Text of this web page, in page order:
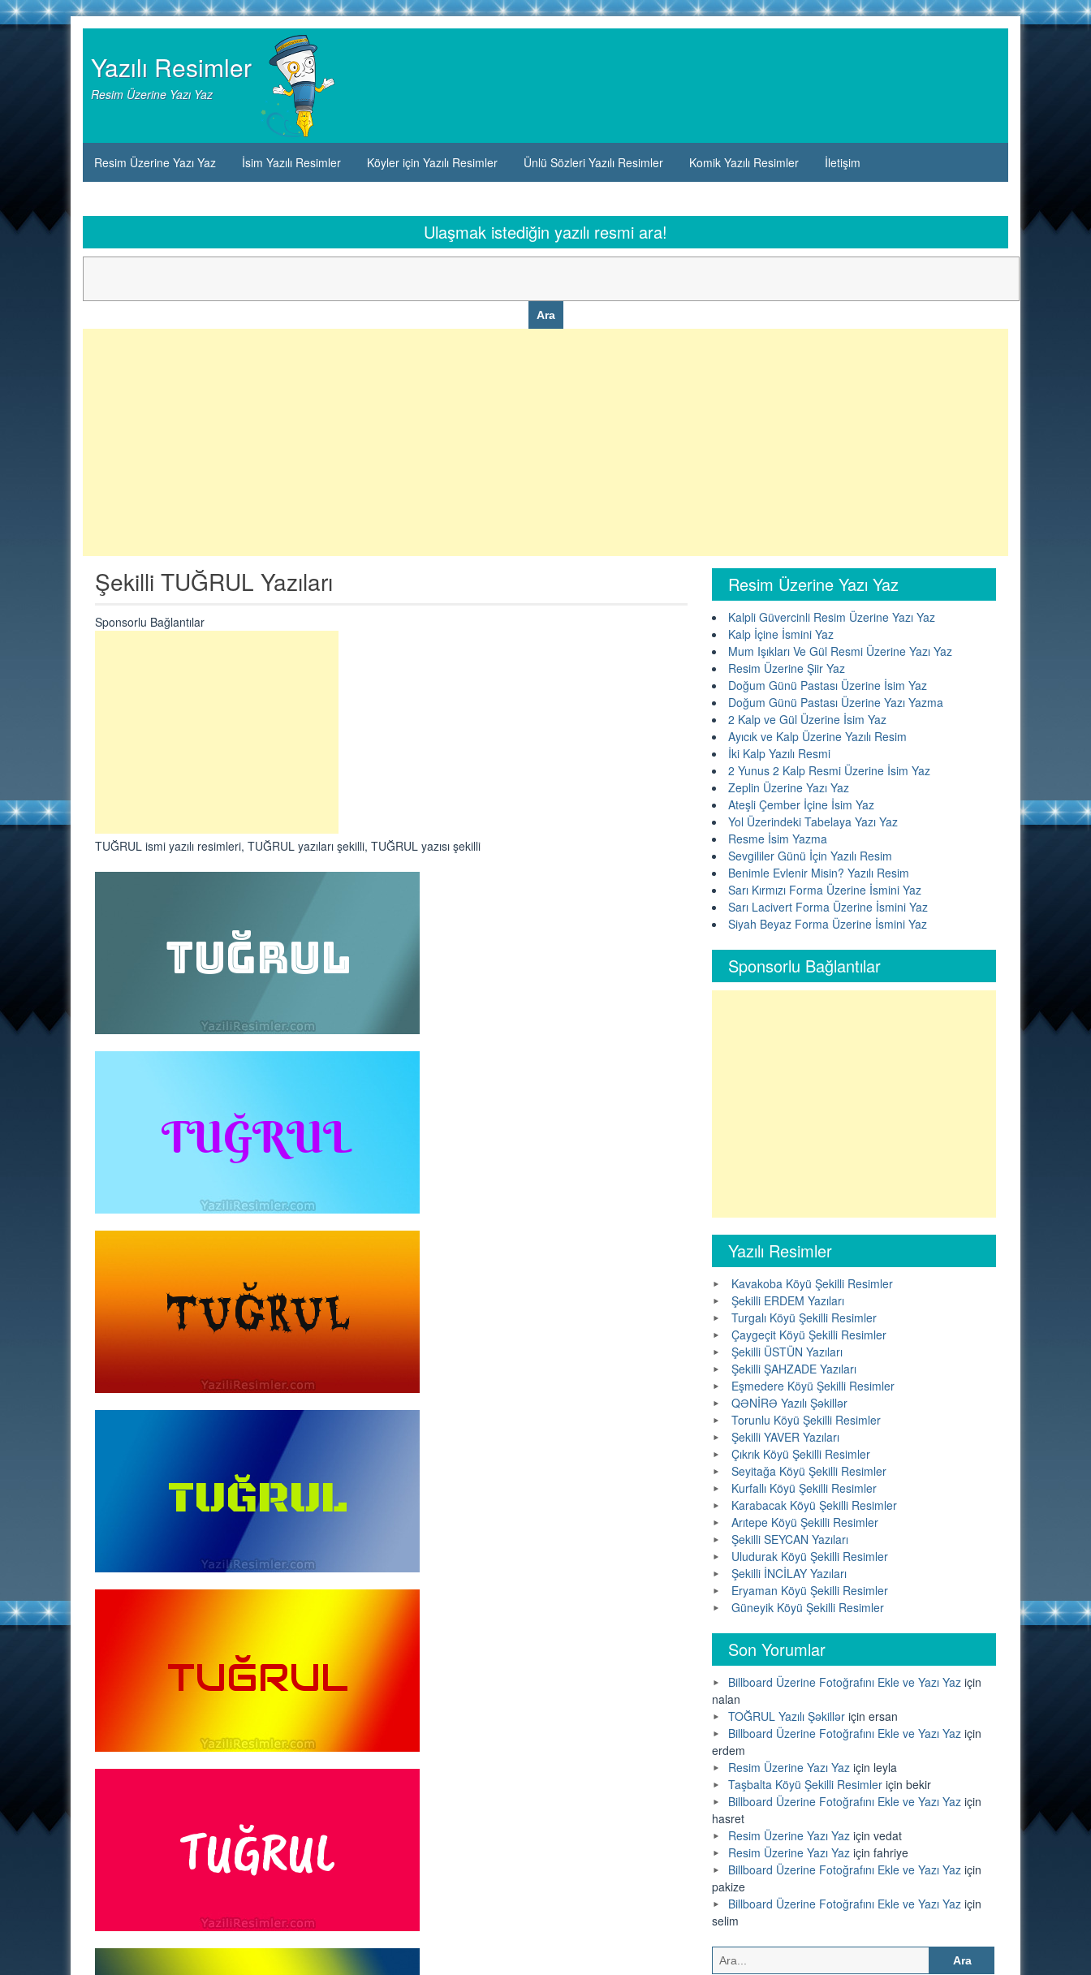
Skip
Yazılı Resimler
Resim Üzerine Yazı Yaz
Resim Üzerine Yazı Yaz İsim Yazılı Resimler Köyler için Yazılı Resimler Ünlü Sözleri Yazılı Resimler Komik Yazılı Resimler İletişim
Ulaşmak istediğin yazılı resmi ara!
Şekilli TUĞRUL Yazıları
Sponsorlu Bağlantılar
TUĞRUL ismi yazılı resimleri, TUĞRUL yazıları şekilli, TUĞRUL yazısı şekilli
Resim Üzerine Yazı Yaz
Kalpli Güvercinli Resim Üzerine Yazı Yaz
Kalp İçine İsmini Yaz
Mum Işıkları Ve Gül Resmi Üzerine Yazı Yaz
Resim Üzerine Şiir Yaz
Doğum Günü Pastası Üzerine İsim Yaz
Doğum Günü Pastası Üzerine Yazı Yazma
2 Kalp ve Gül Üzerine İsim Yaz
Ayıcık ve Kalp Üzerine Yazılı Resim
İki Kalp Yazılı Resmi
2 Yunus 2 Kalp Resmi Üzerine İsim Yaz
Zeplin Üzerine Yazı Yaz
Ateşli Çember İçine İsim Yaz
Yol Üzerindeki Tabelaya Yazı Yaz
Resme İsim Yazma
Sevgililer Günü İçin Yazılı Resim
Benimle Evlenir Misin? Yazılı Resim
Sarı Kırmızı Forma Üzerine İsmini Yaz
Sarı Lacivert Forma Üzerine İsmini Yaz
Siyah Beyaz Forma Üzerine İsmini Yaz
Sponsorlu Bağlantılar
Yazılı Resimler
Kavakoba Köyü Şekilli Resimler
Şekilli ERDEM Yazıları
Turgalı Köyü Şekilli Resimler
Çaygeçit Köyü Şekilli Resimler
Şekilli ÜSTÜN Yazıları
Şekilli ŞAHZADE Yazıları
Eşmedere Köyü Şekilli Resimler
QƏNİRƏ Yazılı Şəkillər
Torunlu Köyü Şekilli Resimler
Şekilli YAVER Yazıları
Çıkrık Köyü Şekilli Resimler
Seyitağa Köyü Şekilli Resimler
Kurfallı Köyü Şekilli Resimler
Karabacak Köyü Şekilli Resimler
Arıtepe Köyü Şekilli Resimler
Şekilli SEYCAN Yazıları
Uludurak Köyü Şekilli Resimler
Şekilli İNCİLAY Yazıları
Eryaman Köyü Şekilli Resimler
Güneyik Köyü Şekilli Resimler
Son Yorumlar
Billboard Üzerine Fotoğrafını Ekle ve Yazı Yaz için
nalan
TOĞRUL Yazılı Şəkillər için ersan
Billboard Üzerine Fotoğrafını Ekle ve Yazı Yaz için
erdem
Resim Üzerine Yazı Yaz için leyla
Taşbalta Köyü Şekilli Resimler için bekir
Billboard Üzerine Fotoğrafını Ekle ve Yazı Yaz için
hasret
Resim Üzerine Yazı Yaz için vedat
Resim Üzerine Yazı Yaz için fahriye
Billboard Üzerine Fotoğrafını Ekle ve Yazı Yaz için
pakize
Billboard Üzerine Fotoğrafını Ekle ve Yazı Yaz için
selim
Arama: